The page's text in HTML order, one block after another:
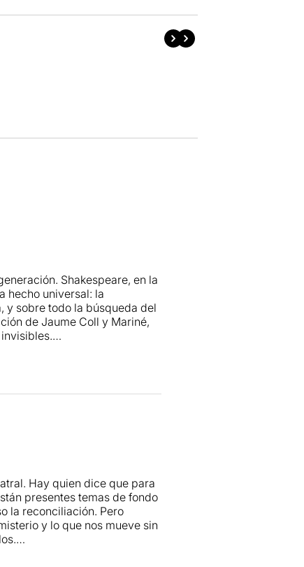
Shakespeare, en la
hecho universal: la
y sobre todo la búsqueda del
de Jaume Coll y Mariné,
donde la proximidad y la
digitales ni
surgida de las propias
entre la aventura
mítica de la obra
no son simples figuras
Próspero. Su presencia
de la voz da sentido a
transmite sabiduría y
A su lado, Clara de Ramon
Hay quien dice que para
presentes temas de fondo
la reconciliación. Pero
y lo que nos mueve sin